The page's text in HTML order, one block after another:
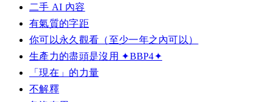
二手 AI 內容
有氣質的字距
你可以永久觀看（至少一年之內可以）
生產力的盡頭是沒用 ✦BBP4✦
「現在」的力量
不解釋